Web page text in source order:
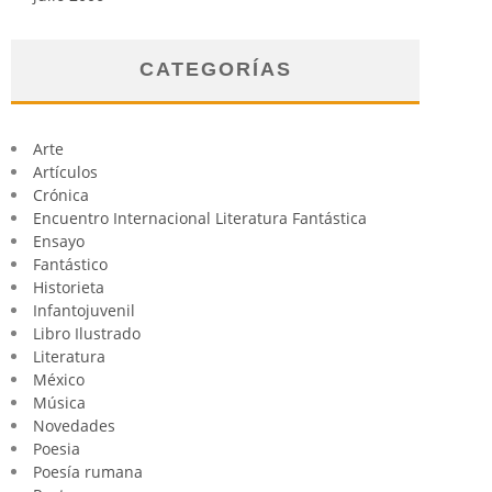
CATEGORÍAS
Arte
Artículos
Crónica
Encuentro Internacional Literatura Fantástica
Ensayo
Fantástico
Historieta
Infantojuvenil
Libro Ilustrado
Literatura
México
Música
Novedades
Poesia
Poesía rumana